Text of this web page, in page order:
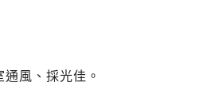
風、採光佳。